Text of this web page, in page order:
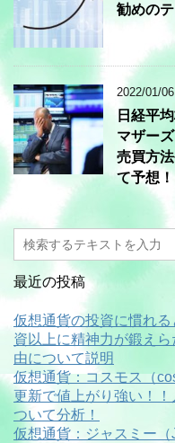
勧めの
2022/01/06
日経平
マザー
売買方
て予想！
最近の投稿
仮想通貨の投資に慣れ
資以上に精神力が鍛え
由について説明
仮想通貨：コスモス（
更新で値上がり強い！
ついて分析！
仮想通貨：ジャスミー（